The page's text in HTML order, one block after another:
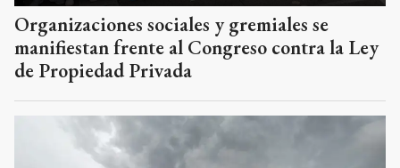
Organizaciones sociales y gremiales se
manifiestan frente al Congreso contra la Ley
de Propiedad Privada